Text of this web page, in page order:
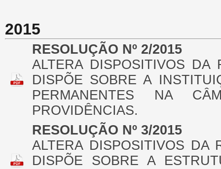
2015
RESOLUÇÃO Nº 2/2015
ALTERA DISPOSITIVOS
DISPÕE SOBRE A
PERMANENTES NA
PROVIDÊNCIAS.
RESOLUÇÃO Nº 3/2015
ALTERA DISPOSITIVOS DA
DISPÕE SOBRE A